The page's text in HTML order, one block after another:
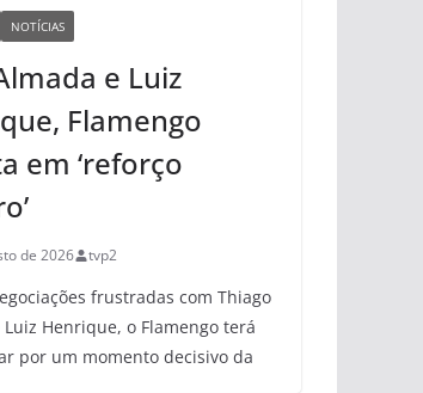
NOTÍCIAS
e Luiz
Flamengo
em ‘reforço
de 2026 tvp2
frustradas com Thiago
Henrique, o Flamengo terá
por um momento decisivo da